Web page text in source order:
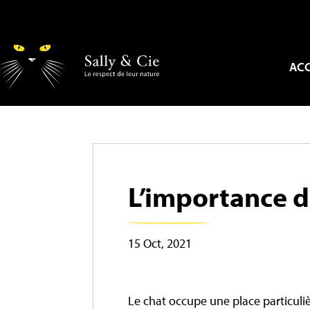
L’importance
15 Oct, 2021
Le chat occupe une place